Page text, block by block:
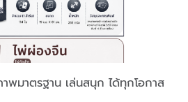
มาตรฐาน เล่นสนุก ได้ทุกโอกาส